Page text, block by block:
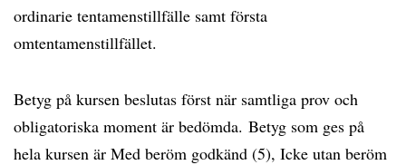
ordinarie tentamenstillfälle samt första
omtentamenstillfället.
Betyg på kursen beslutas först när samtliga prov och
obligatoriska moment är bedömda. Betyg som ges på
hela kursen är Med beröm godkänd (5), Icke utan beröm